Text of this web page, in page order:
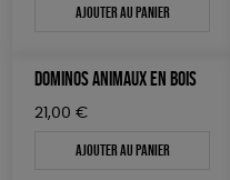
Ajouter au panier
DOMINOS ANIMAUX EN BOIS
21,00 €
Ajouter au panier